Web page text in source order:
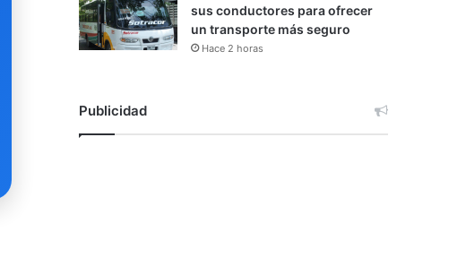
sus conductores para ofrecer
un transporte más seguro
Hace 2 horas
Publicidad